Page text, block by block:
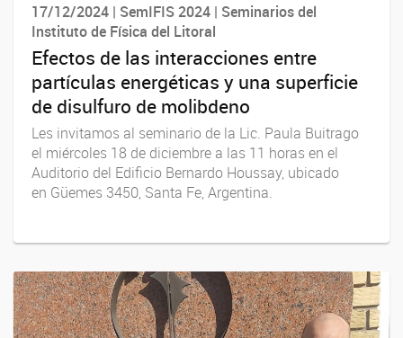
17/12/2024 | SemIFIS 2024 | Seminarios del
Instituto de Física del Litoral
Efectos de las interacciones entre
partículas energéticas y una superficie
de disulfuro de molibdeno
Les invitamos al seminario de la Lic. Paula Buitrago
el miércoles 18 de diciembre a las 11 horas en el
Auditorio del Edificio Bernardo Houssay, ubicado
en Güemes 3450, Santa Fe, Argentina.